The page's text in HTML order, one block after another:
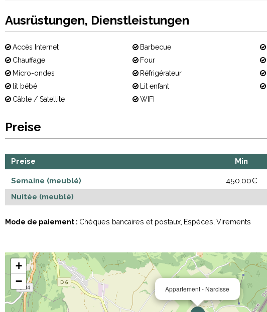
Ausrüstungen, Dienstleistungen
Accès Internet Barbecue
Chauffage
Four
Micro-ondes
Réfrigérateur
lit bébé
Lit enfant
Câble / Satellite
WIFI
Preise
Preise Min
Semaine (meublé) 450.00€
Nuitée (meublé)
Mode de paiement : Chèques bancaires et postaux Espèces Virements
Appartement - Narcisse
+
−